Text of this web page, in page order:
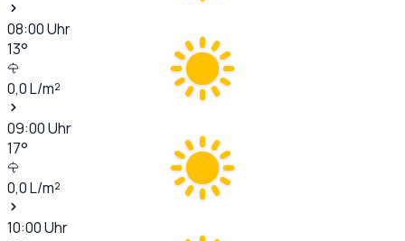
08:00Uhr
13°
0,0L/m²
09:00Uhr
17°
0,0L/m²
10:00Uhr